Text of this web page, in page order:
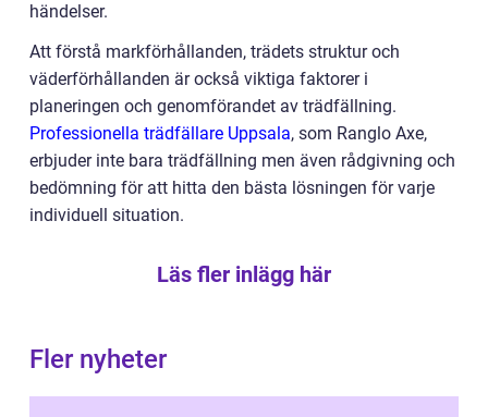
händelser.
Att förstå markförhållanden, trädets struktur och
väderförhållanden är också viktiga faktorer i
planeringen och genomförandet av trädfällning.
Professionella trädfällare Uppsala, som Ranglo Axe,
erbjuder inte bara trädfällning men även rådgivning och
bedömning för att hitta den bästa lösningen för varje
individuell situation.
Läs fler inlägg här
Fler nyheter